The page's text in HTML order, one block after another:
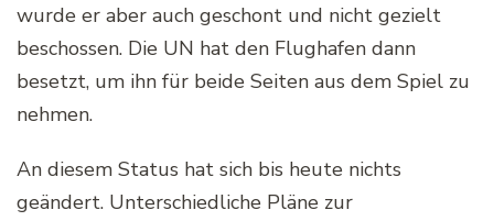
wurde er aber auch geschont und nicht gezielt
beschossen. Die UN hat den Flughafen dann
besetzt, um ihn für beide Seiten aus dem Spiel zu
nehmen.
An diesem Status hat sich bis heute nichts
geändert. Unterschiedliche Pläne zur